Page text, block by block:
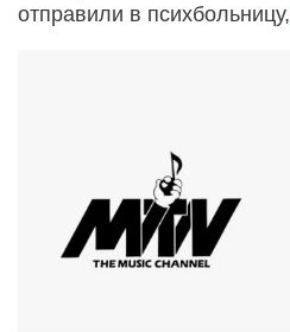
отправили в психбольницу,